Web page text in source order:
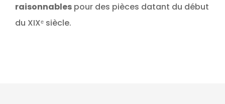
raisonnables pour des pièces datant du début
du XIXᵉ siècle.